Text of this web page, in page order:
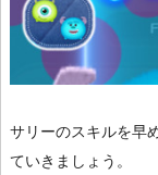
サリーのスキルを早
ていきましょう。